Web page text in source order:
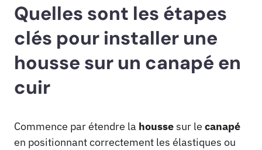
Quelles sont les étapes
clés pour installer une
housse sur un canapé en
cuir
Commence par étendre la houssesur le canapé
en positionnant correctement les élastiques ou